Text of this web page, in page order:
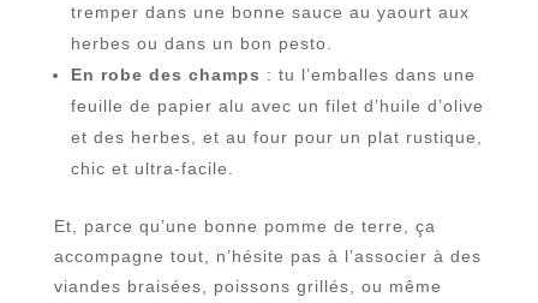
tremper dans une bonne sauce au yaourt aux
herbes ou dans un bon pesto.
En robe des champs : tu l’emballes dans une
feuille de papier alu avec un filet d’huile d’olive
et des herbes, et au four pour un plat rustique,
chic et ultra-facile.
Et, parce qu’une bonne pomme de terre, ça
accompagne tout, n’hésite pas à l’associer à des
viandes braisées, poissons grillés, ou même